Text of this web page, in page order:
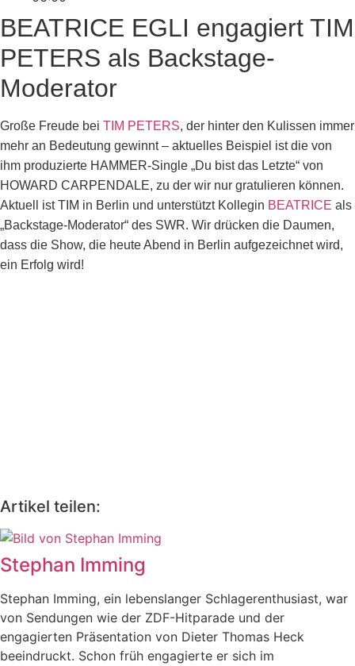
BEATRICE EGLI engagiert TIM
PETERS als Backstage-
Moderator
Große Freude bei TIM PETERS, der hinter den Kulissen immer
mehr an Bedeutung gewinnt – aktuelles Beispiel ist die von
ihm produzierte HAMMER-Single „Du bist das Letzte“ von
HOWARD CARPENDALE, zu der wir nur gratulieren können.
Aktuell ist TIM in Berlin und unterstützt Kollegin BEATRICE als
„Backstage-Moderator“ des SWR. Wir drücken die Daumen,
dass die Show, die heute Abend in Berlin aufgezeichnet wird,
ein Erfolg wird!
Artikel teilen:
Stephan Imming
Stephan Imming, ein lebenslanger Schlagerenthusiast, war
von Sendungen wie der ZDF-Hitparade und der
engagierten Präsentation von Dieter Thomas Heck
beeindruckt. Schon früh engagierte er sich im